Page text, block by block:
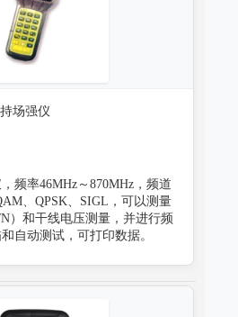
场强仪
频率46MHz～870MHz，频道
、QPSK、SIGL，可以测量
）和干线电压测量，并进行频
自动测试，可打印数据。